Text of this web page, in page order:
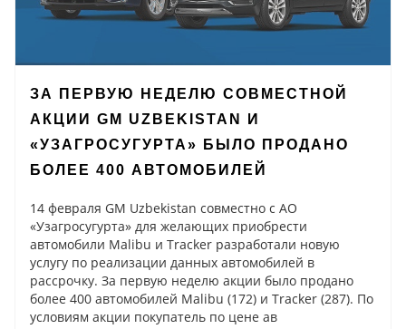
ЗА ПЕРВУЮ НЕДЕЛЮ СОВМЕСТНОЙ
АКЦИИ GM UZBEKISTAN И
«УЗАГРОСУГУРТА» БЫЛО ПРОДАНО
БОЛЕЕ 400 АВТОМОБИЛЕЙ
14 февраля GM Uzbekistan совместно с АО
«Узагросугурта» для желающих приобрести
автомобили Malibu и Tracker разработали новую
услугу по реализации данных автомобилей в
рассрочку. За первую неделю акции было продано
более 400 автомобилей Malibu (172) и Tracker (287). По
условиям акции покупатель по цене ав